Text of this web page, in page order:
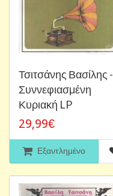
Τσιτσάνης Βασίλης -
Συννεφιασμένη
Κυριακή LP
29,99€
Εξαντλημένο